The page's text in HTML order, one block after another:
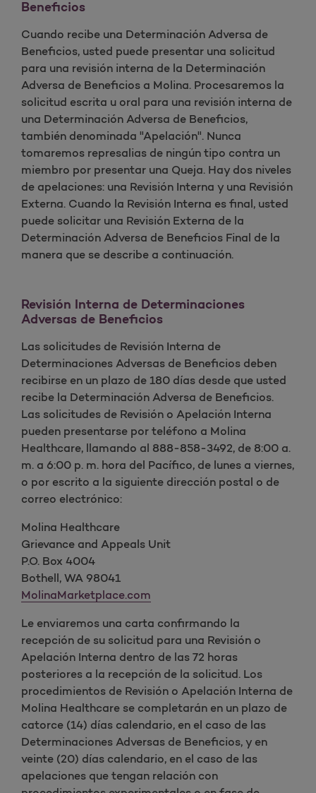
Beneficios
Cuando recibe una Determinación Adversa de
Beneficios, usted puede presentar una solicitud
para una revisión interna de la Determinación
Adversa de Beneficios a Molina. Procesaremos la
solicitud escrita u oral para una revisión interna de
una Determinación Adversa de Beneficios,
también denominada "Apelación". Nunca
tomaremos represalias de ningún tipo contra un
miembro por presentar una Queja. Hay dos niveles
de apelaciones: una Revisión Interna y una Revisión
Externa. Cuando la Revisión Interna es final, usted
puede solicitar una Revisión Externa de la
Determinación Adversa de Beneficios Final de la
manera que se describe a continuación.
Revisión Interna de Determinaciones
Adversas de Beneficios
Las solicitudes de Revisión Interna de
Determinaciones Adversas de Beneficios deben
recibirse en un plazo de 180 días desde que usted
recibe la Determinación Adversa de Beneficios.
Las solicitudes de Revisión o Apelación Interna
pueden presentarse por teléfono a Molina
Healthcare, llamando al 888-858-3492, de 8:00 a.
m. a 6:00 p. m. hora del Pacífico, de lunes a viernes,
o por escrito a la siguiente dirección postal o de
correo electrónico:
Molina Healthcare
Grievance and Appeals Unit
P.O. Box 4004
Bothell, WA 98041
MolinaMarketplace.com
Le enviaremos una carta confirmando la
recepción de su solicitud para una Revisión o
Apelación Interna dentro de las 72 horas
posteriores a la recepción de la solicitud. Los
procedimientos de Revisión o Apelación Interna de
Molina Healthcare se completarán en un plazo de
catorce (14) días calendario, en el caso de las
Determinaciones Adversas de Beneficios, y en
veinte (20) días calendario, en el caso de las
apelaciones que tengan relación con